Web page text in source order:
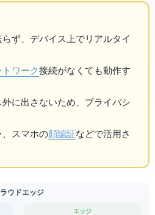
らず、デバイス上でリアルタイ
トワーク接続がなくても動作す
に出さないため、プライバシ
、スマホの顔認証などで活用さ
ウドAI vs エッジAI
エッジAI